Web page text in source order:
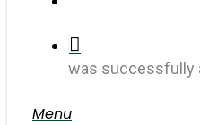
was successfully
Menu